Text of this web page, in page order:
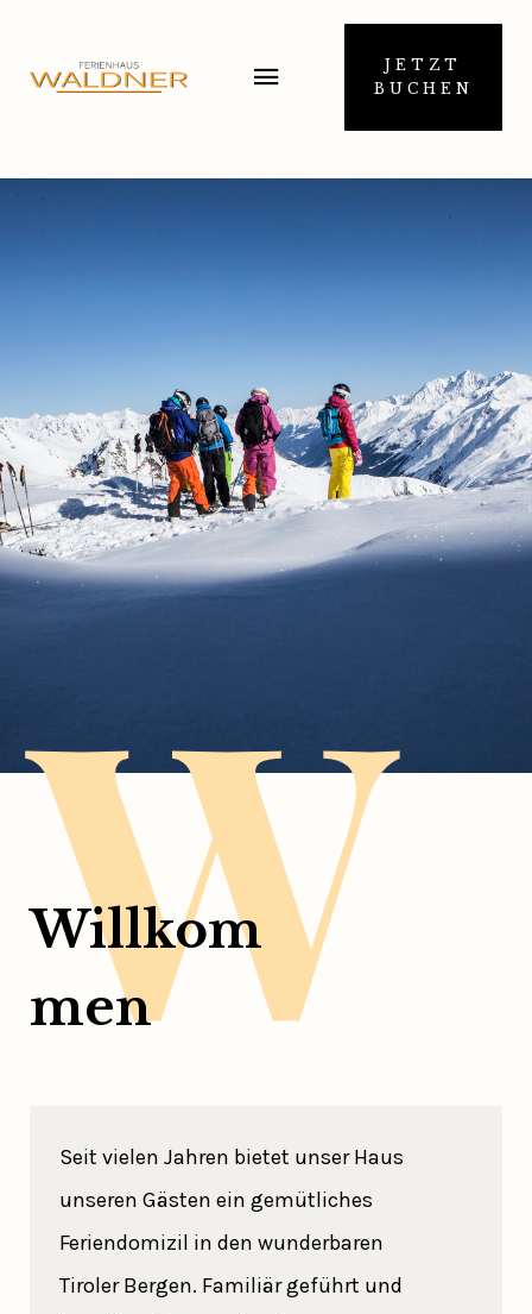
JETZT
BUCHEN
W
Willkom
men
Seit vielen Jahren bietet unser Haus
unseren Gästen ein gemütliches
Feriendomizil in den wunderbaren
Tiroler Bergen. Familiär geführt und